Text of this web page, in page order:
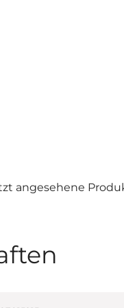
angesehene